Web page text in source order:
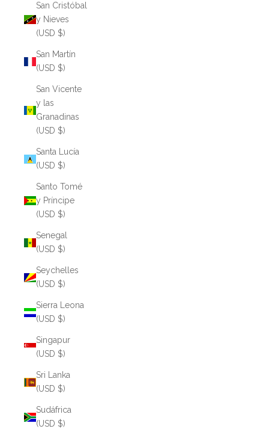
San Cristóbal
y Nieves
(USD $)
San Martín
(USD $)
San Vicente
y las
Granadinas
(USD $)
Santa Lucía
(USD $)
Santo Tomé
y Príncipe
(USD $)
Senegal
(USD $)
Seychelles
(USD $)
Sierra Leona
(USD $)
Singapur
(USD $)
Sri Lanka
(USD $)
Sudáfrica
(USD $)